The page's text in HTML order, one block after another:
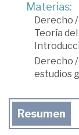
Materias:
Derecho /
Teoría
Derecho /
estudios
Resumen